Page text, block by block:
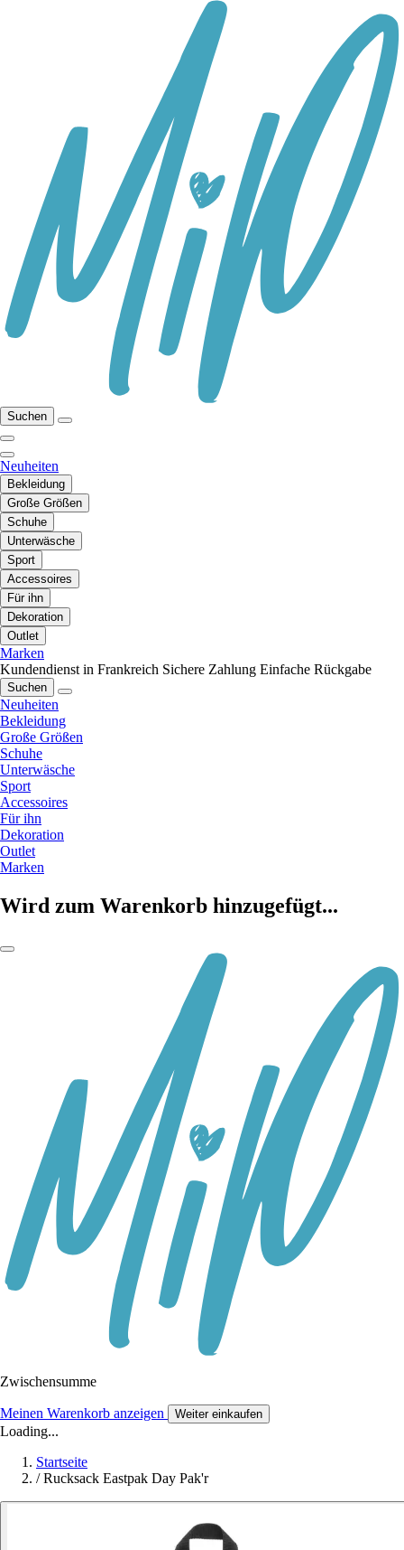
Suchen
Neuheiten
Bekleidung
Große Größen
Schuhe
Unterwäsche
Sport
Accessoires
Für ihn
Dekoration
Outlet
Marken
Kundendienst in Frankreich Sichere Zahlung Einfache Rückgabe
Suchen
Neuheiten
Bekleidung
Große Größen
Schuhe
Unterwäsche
Sport
Accessoires
Für ihn
Dekoration
Outlet
Marken
Wird zum Warenkorb hinzugefügt...
Zwischensumme
Meinen Warenkorb anzeigen Weiter einkaufen
Loading...
Startseite
/ Rucksack Eastpak Day Pak'r